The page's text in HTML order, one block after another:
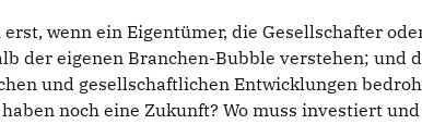
wenn ein Eigentümer, die Gesellschafter
der eigenen Branchen-Bubble verstehen;
und gesellschaftlichen Entwicklungen
noch eine Zukunft? Wo muss investiert